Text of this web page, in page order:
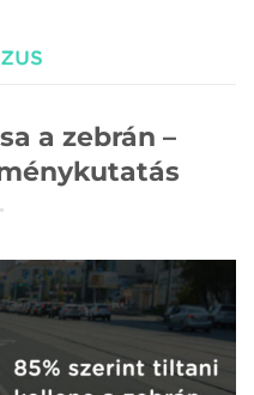
a zebrán –